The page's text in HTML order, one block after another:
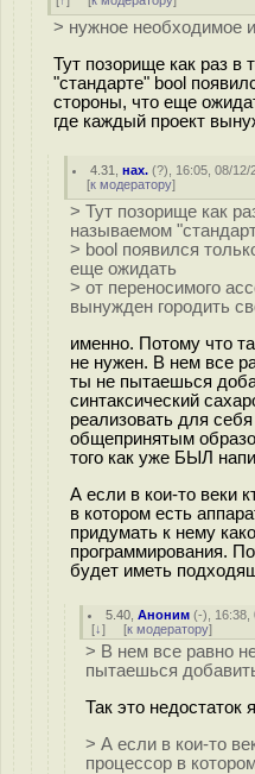
> нужное необходимое
Тут позорище как раз в
"стандарте" bool
стороны, что еще
где каждый проект
4.31 ,нах. (?), 16:05, 08/12/
[к модератору]
> Тут позорище как
называемом
> bool появился
еще ожидать
> от переносимого
вынужден городить
именно. Потому что
не нужен. В нем все
ты не пытаешься
синтаксический
реализовать для
общепринятым
того как уже БЫЛ
А если в кои-то веки
в котором есть
придумать к нему
программирования.
будет иметь
5.40 ,Аноним (-), 16:38,
[↓] [к модератору]
> В нем все равно
пытаешься
Так это недостаток
> А если в кои-то
процессор в